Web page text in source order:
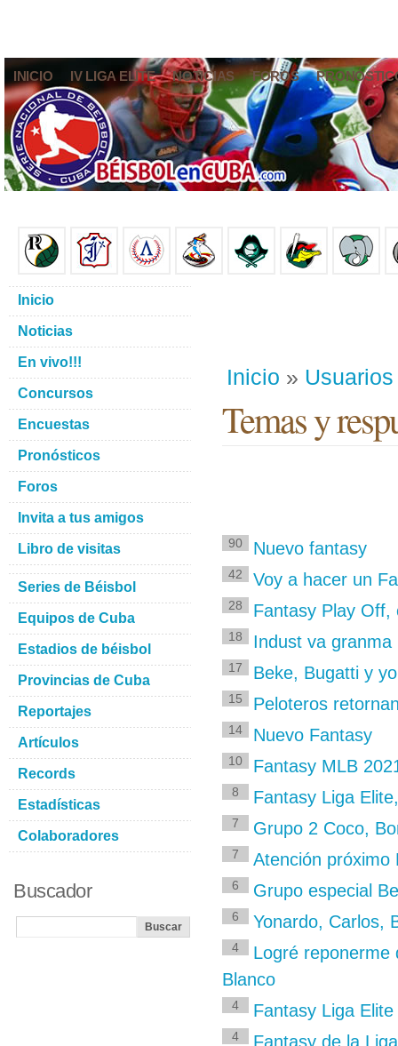
INICIO IV LIGA ELITE NOTICIAS FOROS
Inicio » Usuarios
Temas y
90 Nuevo fantasy
42 Voy a hacer un
28 Fantasy Play Off,
18 Indust va granma
17 Beke, Bugatti y
15 Peloteros
14 Nuevo Fantasy
10 Fantasy MLB
8 Fantasy Liga
7 Grupo 2 Coco,
7 Atención próximo
6 Grupo especial
6 Yonardo, Carlos,
4
Logré reponerme
Blanco
4 Fantasy Liga Elite
4 Fantasy de la
Inicio
Noticias
En vivo!!!
Concursos
Encuestas
Pronósticos
Foros
Invita a tus amigos
Libro de visitas
Series de Béisbol
Equipos de Cuba
Estadios de béisbol
Provincias de Cuba
Reportajes
Artículos
Records
Estadísticas
Colaboradores
Buscador